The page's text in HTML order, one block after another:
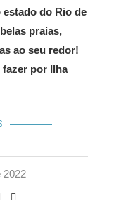
do Rio de
praias,
ao seu redor!
por Ilha
2022